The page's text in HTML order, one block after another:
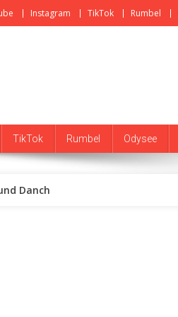
Instagram TikTok Rumbel
TikTok Rumbel Odysee
Danch